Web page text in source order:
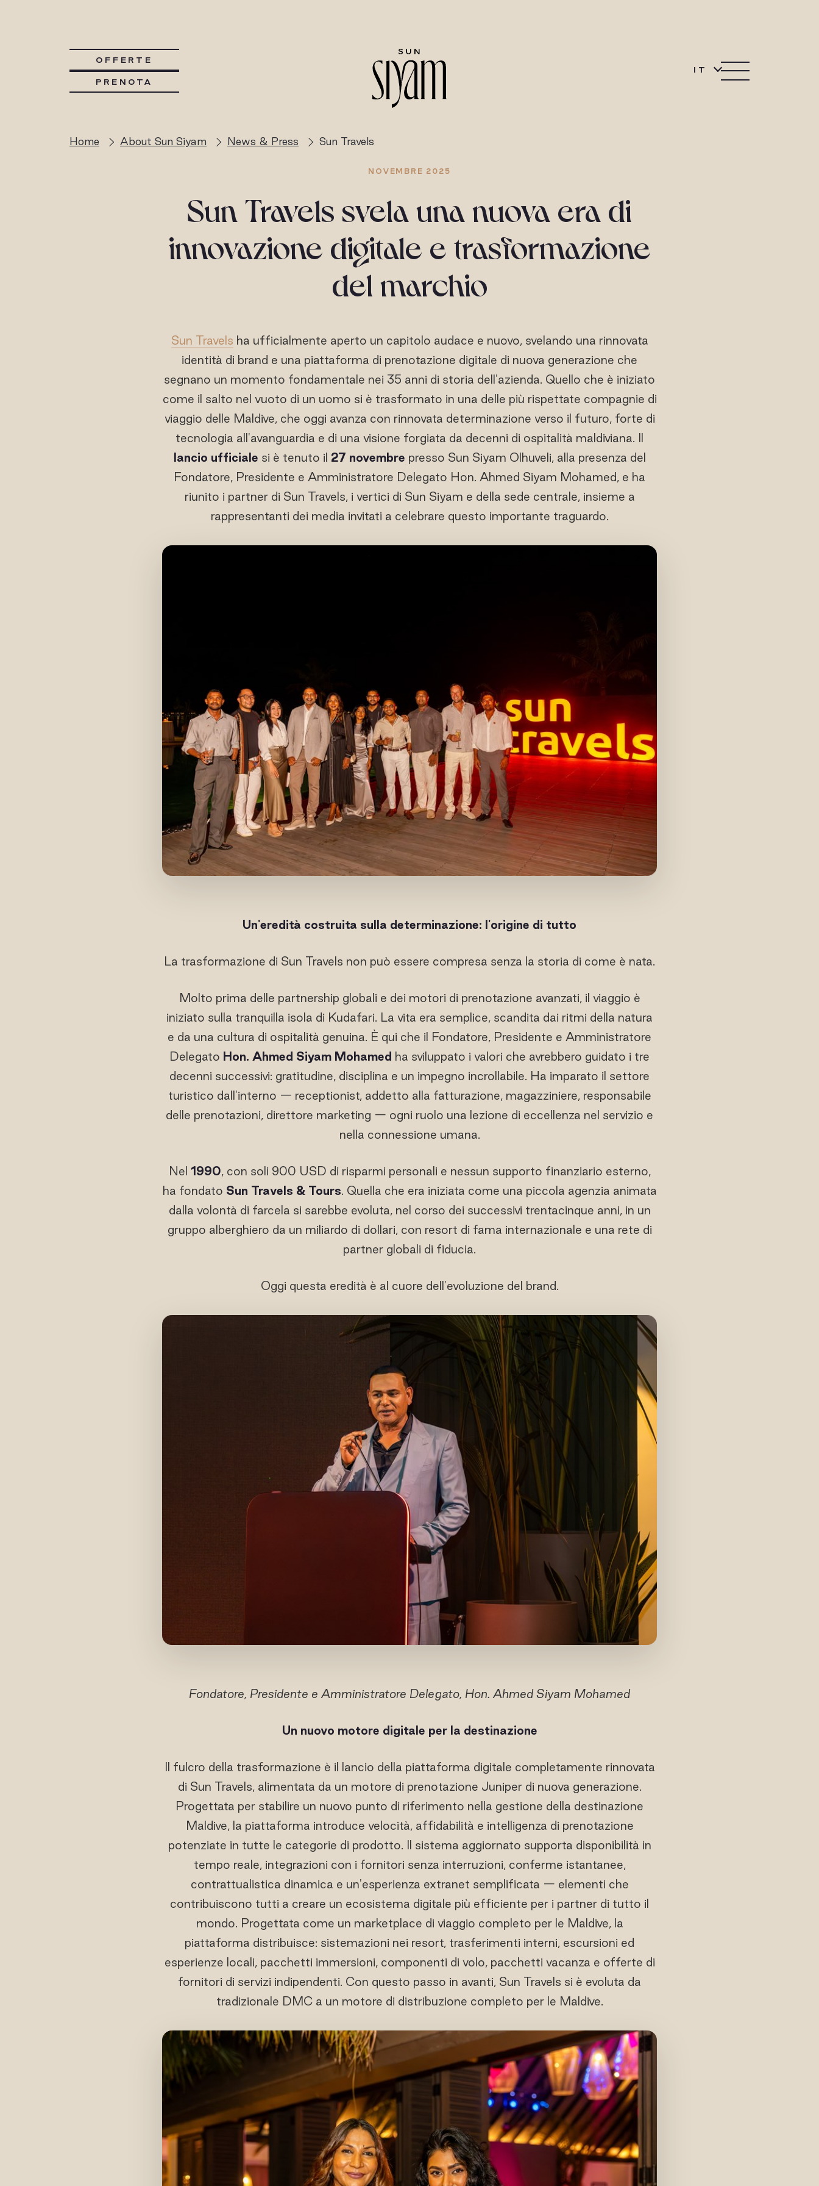
OFFERTE
PRENOTA
IT
Home About Sun Siyam News & Press Sun Travels
NOVEMBRE 2025
Sun Travels svela una nuova era di
innovazione digitale e trasformazione
del marchio
Sun Travels ha ufficialmente aperto un capitolo audace e nuovo, svelando una rinnovata
identità di brand e una piattaforma di prenotazione digitale di nuova generazione che
segnano un momento fondamentale nei 35 anni di storia dell'azienda. Quello che è iniziato
come il salto nel vuoto di un uomo si è trasformato in una delle più rispettate compagnie di
viaggio delle Maldive, che oggi avanza con rinnovata determinazione verso il futuro, forte di
tecnologia all'avanguardia e di una visione forgiata da decenni di ospitalità maldiviana. Il
lancio ufficiale si è tenuto il 27 novembre presso Sun Siyam Olhuveli, alla presenza del
Fondatore, Presidente e Amministratore Delegato Hon. Ahmed Siyam Mohamed, e ha
riunito i partner di Sun Travels, i vertici di Sun Siyam e della sede centrale, insieme a
rappresentanti dei media invitati a celebrare questo importante traguardo.
Un'eredità costruita sulla determinazione: l'origine di tutto
La trasformazione di Sun Travels non può essere compresa senza la storia di come è nata.
Molto prima delle partnership globali e dei motori di prenotazione avanzati, il viaggio è
iniziato sulla tranquilla isola di Kudafari. La vita era semplice, scandita dai ritmi della natura
e da una cultura di ospitalità genuina. È qui che il Fondatore, Presidente e Amministratore
Delegato Hon. Ahmed Siyam Mohamed ha sviluppato i valori che avrebbero guidato i tre
decenni successivi: gratitudine, disciplina e un impegno incrollabile. Ha imparato il settore
turistico dall'interno — receptionist, addetto alla fatturazione, magazziniere, responsabile
delle prenotazioni, direttore marketing — ogni ruolo una lezione di eccellenza nel servizio e
nella connessione umana.
Nel 1990, con soli 900 USD di risparmi personali e nessun supporto finanziario esterno,
ha fondato Sun Travels & Tours. Quella che era iniziata come una piccola agenzia animata
dalla volontà di farcela si sarebbe evoluta, nel corso dei successivi trentacinque anni, in un
gruppo alberghiero da un miliardo di dollari, con resort di fama internazionale e una rete di
partner globali di fiducia.
Oggi questa eredità è al cuore dell'evoluzione del brand.
Fondatore, Presidente e Amministratore Delegato, Hon. Ahmed Siyam Mohamed
Un nuovo motore digitale per la destinazione
Il fulcro della trasformazione è il lancio della piattaforma digitale completamente rinnovata
di Sun Travels, alimentata da un motore di prenotazione Juniper di nuova generazione.
Progettata per stabilire un nuovo punto di riferimento nella gestione della destinazione
Maldive, la piattaforma introduce velocità, affidabilità e intelligenza di prenotazione
potenziate in tutte le categorie di prodotto. Il sistema aggiornato supporta disponibilità in
tempo reale, integrazioni con i fornitori senza interruzioni, conferme istantanee,
contrattualistica dinamica e un'esperienza extranet semplificata — elementi che
contribuiscono tutti a creare un ecosistema digitale più efficiente per i partner di tutto il
mondo. Progettata come un marketplace di viaggio completo per le Maldive, la
piattaforma distribuisce: sistemazioni nei resort, trasferimenti interni, escursioni ed
esperienze locali, pacchetti immersioni, componenti di volo, pacchetti vacanza e offerte di
fornitori di servizi indipendenti. Con questo passo in avanti, Sun Travels si è evoluta da
tradizionale DMC a un motore di distribuzione completo per le Maldive.